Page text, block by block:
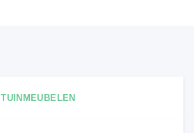
TUINMEUBELEN